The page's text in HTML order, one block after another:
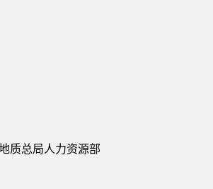
质总局人力资源部